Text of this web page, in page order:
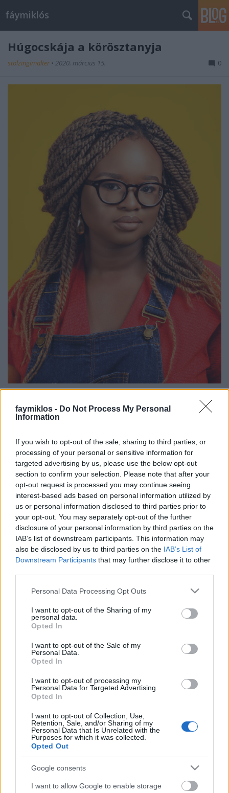
faymiklos - Do Not Process My Personal
Information
If you wish to opt-out of the sale, sharing to third parties, or
processing of your personal or sensitive information for
targeted advertising by us, please use the below opt-out
section to confirm your selection. Please note that after your
opt-out request is processed you may continue seeing
interest-based ads based on personal information utilized by
us or personal information disclosed to third parties prior to
your opt-out. You may separately opt-out of the further
disclosure of your personal information by third parties on the
IAB’s list of downstream participants. This information may
also be disclosed by us to third parties on the IAB’s List of
Downstream Participants that may further disclose it to other
Please note that this website/app uses one or more Google
not limited to your visit or usage behaviour. You may click to
grant or deny consent to Google and its third-party tags to
use your data for below specified purposes in below Google
consent section.
Personal Data Processing Opt Outs
I want to opt-out of the Sharing of my
personal data.
Opted In
I want to opt-out of the Sale of my
Personal Data.
Opted In
I want to opt-out of processing my
Personal Data for Targeted Advertising.
Opted In
I want to opt-out of Collection, Use,
Retention, Sale, and/or Sharing of my
Personal Data that Is Unrelated with the
Purposes for which it was collected.
Opted Out
Google consents
I want to allow Google to enable storage
fáymiklós
Húgocskája a körösztanyja
stolzingimalter • 2020. március 15. 0
Oyinkan Braithwaite jelenleg Nigériában él, egy
öccse és két húga van. Egyik sem sorozatgyilkos.
Braithwaite első regényén, mert ez a címe, Hugicám,
a sorozatgyilkos. És tényleg az, ezzel még nem lövök
le semmilyen poént, mert úgy is kezdődik: Korede
megy, hogy takarítson a húga után, aki beledöfte a
kést az éppen soros pasijába. Nincs hozzá
különösebb magyarázat, megtette, biztos oka volt
rá, Korede nem kérdez, csak takarít, fertőtlenít, aztán
bepakolják a hullát a csomagtartóba, és bedobják a
Harmadik Szárazföldi Hídról a tengerbe.
Legalább ezt is megtudta az ember: Lagosban van
legalább három szárazföldi híd. Nem krimi és nem
ijesztgetés, irodalom a könyv, díjakat nyert, meg
Booker-listára (hosszú listára) került, könnyen
olvasható, rövid fejezetekből áll (a szerző mégiscsak
költő és novellista volt, ja, az eredeti, tehát nem a
magyar borítót is ő tervezte), de azért regény, kicsit
többet tud az ember a világról utána, mint előtte.
Elég jól körbejárhatóak a figurák, valósak a
viszonyok, és nem is vadul nigériai ez a
családelképzelés, az elsőszülött felelőssége az
ifjabbakért. Van egy videó az interneten, Oyinkan
Braithwaite megmutatja a kedvenc könyveit. Az
egyiket nem ismerem, gondolom, más se nagyon:
Mufaro gyönyörű lányai. De a másik kettő, és
mindkettőnek szerepe volt a Hugicám elkészültében,
a Szép remények és a Jane Eyre. Nincsenek
messzebb, mint Nigéria.